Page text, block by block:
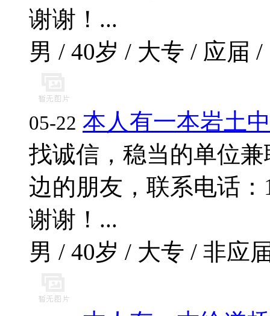
谢谢！...
男 / 40岁 / 大专 / 应届
05-22 本人有一本岩土
找诚信，稳当的单位
边的朋友，联系电话：
谢谢！...
男 / 40岁 / 大专 / 非应